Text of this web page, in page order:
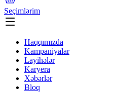
Seçimlərim
Haqqımızda
Kampaniyalar
Layihələr
Karyera
Xəbərlər
Bloq